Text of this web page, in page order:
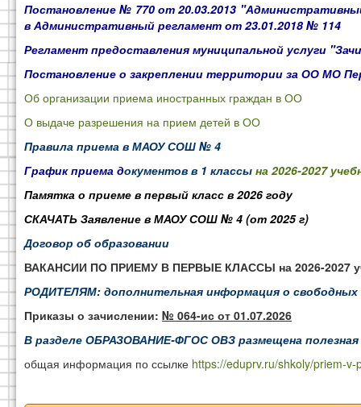
Постановление № 770 от 20.03.2013 "
в Административный регламент от 23.01.2018 № 114
Регламент предоставления муниципальной услуги
Постановление о закреплении территории за ОО МО
Об организации приема иностранных граждан в ОО
О выдаче разрешения на прием детей в ОО
Правила приема в МАОУ СОШ № 4
График приема документов в 1 классы на 2026-2027
Памятка о приеме в первый класс в 2026 году
СКАЧАТЬ Заявление в МАОУ СОШ № 4 (от 2025 г)
Договор об образовании
ВАКАНСИИ ПО ПРИЕМУ В ПЕРВЫЕ КЛАССЫ на 2026-2027
РОДИТЕЛЯМ: дополнительная информация о свободных
Приказы о зачислении: № 064-ис от 01.07.2026
В разделе ОБРАЗОВАНИЕ-ФГОС ОВЗ размещена
общая информация по ссылке https://eduprv.ru/shkoly/priem-v-